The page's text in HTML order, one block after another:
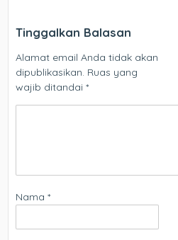
Tinggalkan Balasan
Alamat email Anda tidak akan
dipublikasikan. Ruas yang
wajib ditandai*
Nama*